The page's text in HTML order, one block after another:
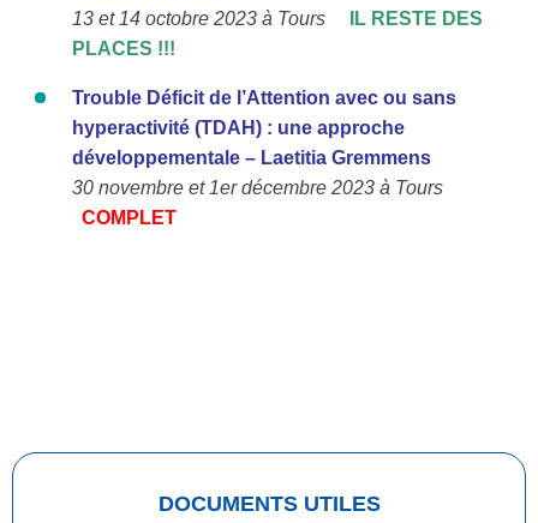
13 et 14 octobre 2023 à Tours
IL RESTE DES
PLACES !!!
Trouble Déficit de l’Attention avec ou sans
hyperactivité (TDAH) : une approche
développementale – Laetitia Gremmens
30 novembre et 1er décembre 2023 à Tours
COMPLET
DOCUMENTS UTILES